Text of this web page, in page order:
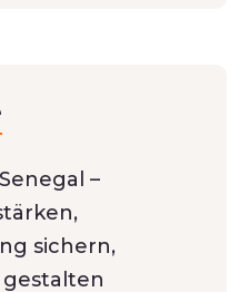
–
sichern,